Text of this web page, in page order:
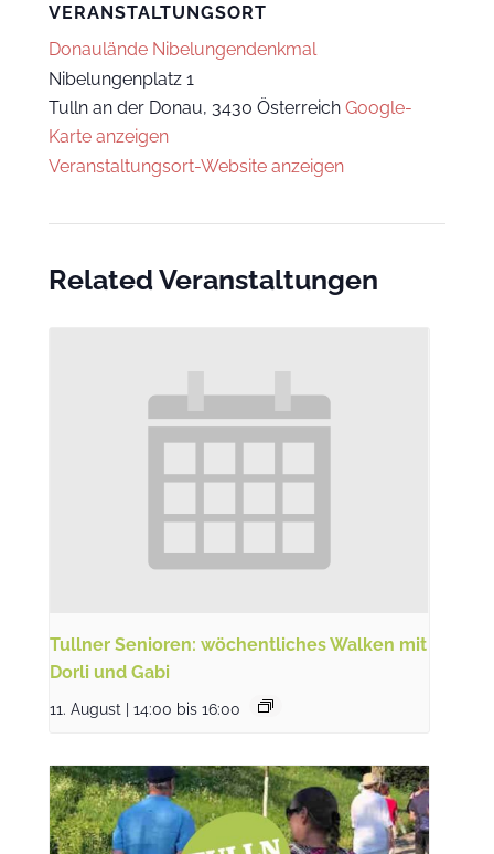
VERANSTALTUNGSORT
Donaulände Nibelungendenkmal
Nibelungenplatz 1
Tulln an der Donau, 3430 Österreich Google-
Karte anzeigen
Veranstaltungsort-Website anzeigen
Related Veranstaltungen
Tullner Senioren: wöchentliches Walken mit
Dorli und Gabi
11. August | 14:00 bis 16:00